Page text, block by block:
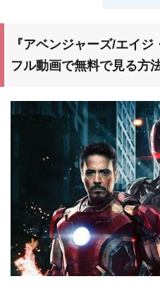
『アベンジャーズ/エイジ
フル動画で無料で見る方